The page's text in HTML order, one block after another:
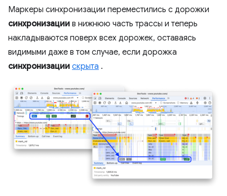
Маркеры синхронизации переместились с дорожки
синхронизации в нижнюю часть трассы и теперь
накладываются поверх всех дорожек, оставаясь
видимыми даже в том случае, если дорожка
синхронизации скрыта .